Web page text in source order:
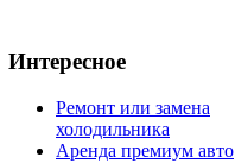
Интересное
Ремонт или замена
холодильника
Аренда премиум авто